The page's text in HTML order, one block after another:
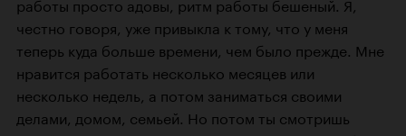
честно говоря, уже привыкла к тому, что у меня
теперь куда больше времени, чем было прежде. Мне
нравится работать несколько месяцев или
несколько недель, а потом заниматься своими
делами, домом, семьей. Но потом ты смотришь